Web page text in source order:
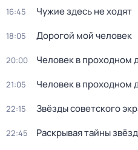
16:45 Чужие здесь не ходят
18:05 Дорогой мой человек
20:00 Человек в проходном
21:05 Человек в проходном
22:15 Звёзды советского
22:45 Раскрывая тайны звёзд